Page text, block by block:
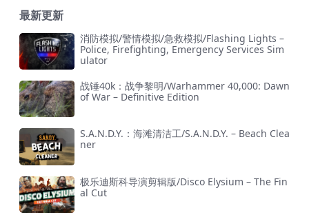
最新更新
消防模拟/警情模拟/急救模拟/Flashing Lights –
Police, Firefighting, Emergency Services Sim
ulator
战锤40k：战争黎明/Warhammer 40,000: Dawn
of War – Definitive Edition
S.A.N.D.Y.：海滩清洁工/S.A.N.D.Y. – Beach Clea
ner
极乐迪斯科导演剪辑版/Disco Elysium – The Fin
al Cut